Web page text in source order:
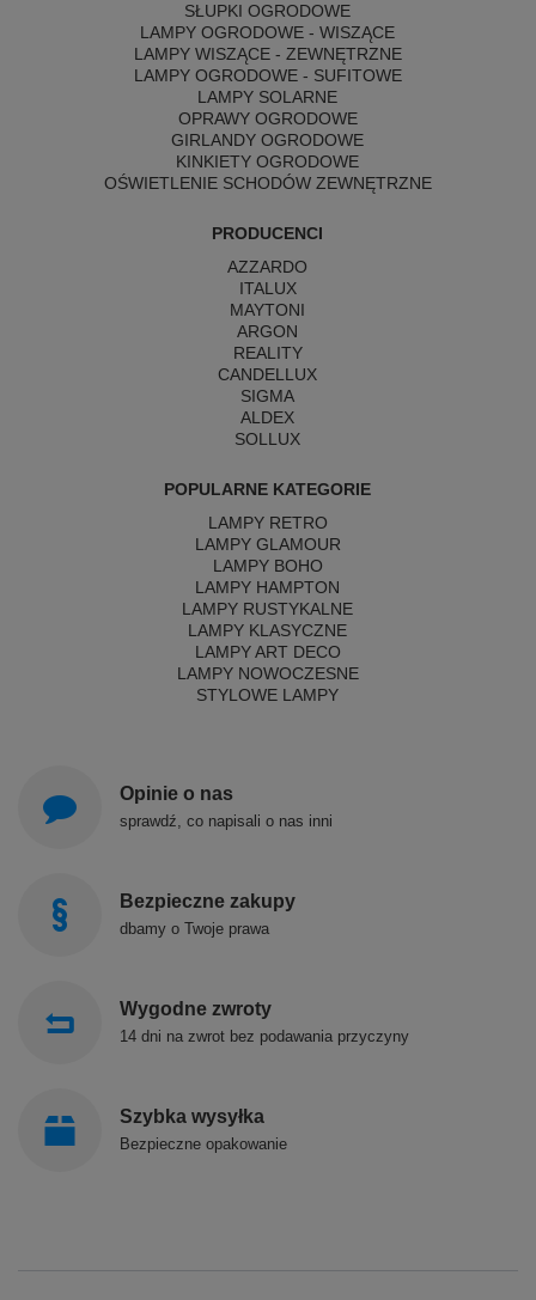
SŁUPKI OGRODOWE
LAMPY OGRODOWE - WISZĄCE
LAMPY WISZĄCE - ZEWNĘTRZNE
LAMPY OGRODOWE - SUFITOWE
LAMPY SOLARNE
OPRAWY OGRODOWE
GIRLANDY OGRODOWE
KINKIETY OGRODOWE
OŚWIETLENIE SCHODÓW ZEWNĘTRZNE
PRODUCENCI
AZZARDO
ITALUX
MAYTONI
ARGON
REALITY
CANDELLUX
SIGMA
ALDEX
SOLLUX
POPULARNE KATEGORIE
LAMPY RETRO
LAMPY GLAMOUR
LAMPY BOHO
LAMPY HAMPTON
LAMPY RUSTYKALNE
LAMPY KLASYCZNE
LAMPY ART DECO
LAMPY NOWOCZESNE
STYLOWE LAMPY
Opinie o nas
sprawdź, co napisali o nas inni
Bezpieczne zakupy
dbamy o Twoje prawa
Wygodne zwroty
14 dni na zwrot bez podawania przyczyny
Szybka wysyłka
Bezpieczne opakowanie